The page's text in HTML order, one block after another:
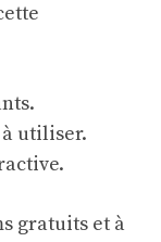
utiliser.
gratuits et à